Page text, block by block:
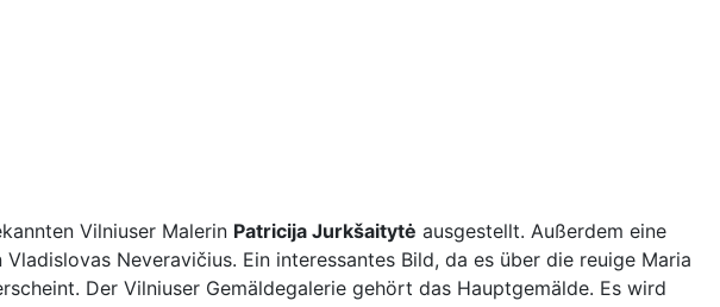
Vilniuser Malerin Patricija Jurkšaitytė ausgestellt. Außerdem eine
Vladislovas Neveravičius. Ein interessantes Bild, da es über die reuige Maria
Der Vilniuser Gemäldegalerie gehört das Hauptgemälde. Es wird